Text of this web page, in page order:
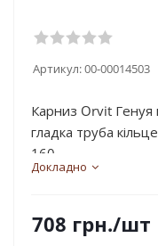
Артикул:00-00014503
Карниз Orvit
гладка труба
160...
Докладно
708 грн./шт